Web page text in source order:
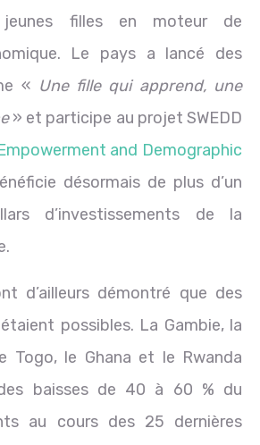
filles en moteur de
Le pays a lancé des
« Une fille qui apprend, une
» et participe au projet SWEDD
and Demographic
désormais de plus d’un
d’investissements de la
d’ailleurs démontré que des
possibles. La Gambie, la
Togo, le Ghana et le Rwanda
baisses de 40 à 60 % du
au cours des 25 dernières